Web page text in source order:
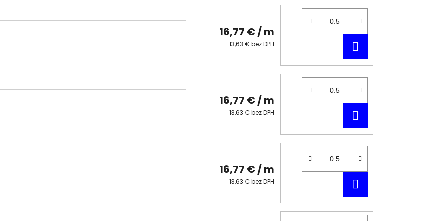
16,77 € / m
13,63 € bez DPH
KOŠÍKA
16,77 € / m
13,63 € bez DPH
KOŠÍKA
16,77 € / m
13,63 € bez DPH
KOŠÍKA